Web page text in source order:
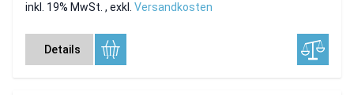
inkl. 19% MwSt. , exkl. Versandkosten
Details